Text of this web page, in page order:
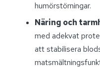
humörstörningar.
Näring och
med adekvat
att stabilisera